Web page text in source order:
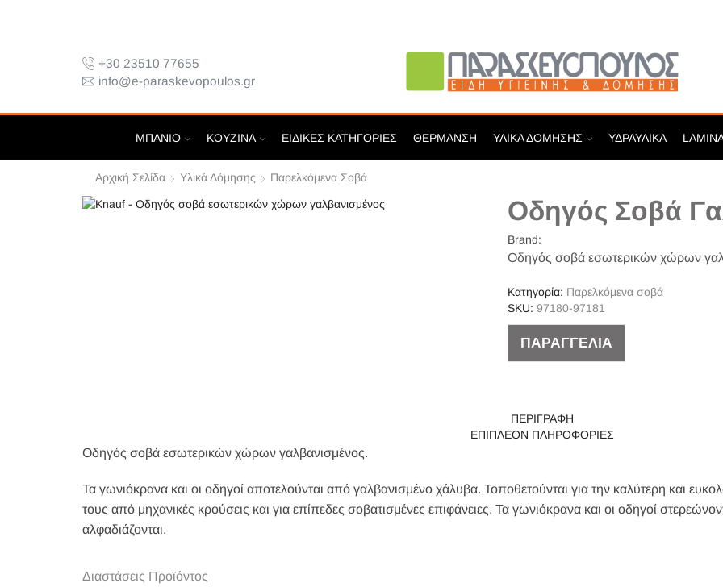
+30 23510 77655
info@e-paraskevopoulos.gr
ΜΠΆΝΙΟ ΚΟΥΖΊΝΑ ΕΙΔΙΚΈΣ ΚΑΤΗΓΟΡΊΕΣ ΘΈΡΜΑΝΣΗ ΥΛΙΚΆ ΔΌΜΗΣΗΣ ΥΔΡΑΥΛΙΚΆ
Αρχική Σελίδα Υλικά Δόμησης Παρελκόμενα Σοβά
Οδηγός Σοβά
Brand:
Οδηγός σοβά εσωτερικών χώρων
Κατηγορία: Παρελκόμενα σοβά
SKU: 97180-97181
ΠΑΡΑΓΓΕΛΙΑ
ΠΕΡΙΓΡΑΦΉ
ΕΠΙΠΛΈΟΝ ΠΛΗΡΟΦΟΡΊΕΣ
Οδηγός σοβά εσωτερικών χώρων γαλβανισμένος.
Τα γωνιόκρανα και οι οδηγοί αποτελούνται από γαλβανισμένο χάλυβα. Τοποθετούνται για την καλύτερη και
τους από μηχανικές κρούσεις και για επίπεδες σοβατισμένες επιφάνειες. Τα γωνιόκρανα και οι οδηγοί
αλφαδιάζονται.
Διαστάσεις Προϊόντος